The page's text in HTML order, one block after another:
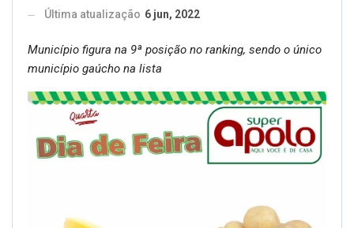
Última atualização 6 jun, 2022
Município figura na 9ª posição no ranking, sendo o único
município gaúcho na lista